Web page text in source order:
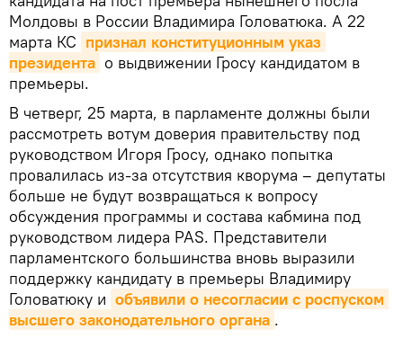
Молдовы в России Владимира Головатюка. А 22
марта КС признал конституционным указ
президента о выдвижении Гросу кандидатом в
премьеры.
В четверг, 25 марта, в парламенте должны были
рассмотреть вотум доверия правительству под
руководством Игоря Гросу, однако попытка
провалилась из-за отсутствия кворума – депутаты
больше не будут возвращаться к вопросу
обсуждения программы и состава кабмина под
руководством лидера PAS. Представители
парламентского большинства вновь выразили
поддержку кандидату в премьеры Владимиру
Головатюку и объявили о несогласии с роспуском
высшего законодательного органа .